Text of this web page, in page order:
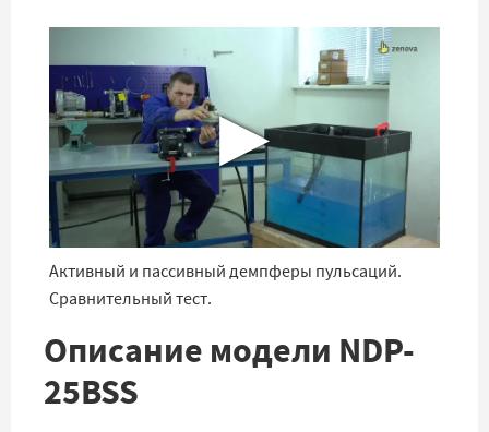
▶
Активный и пассивный демпферы пульсаций.
Сравнительный тест.
Описание модели NDP-
25BSS